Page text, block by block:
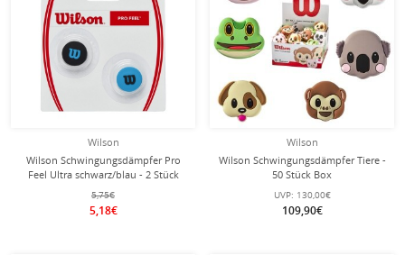
Wilson
Wilson Schwingungsdämpfer Pro
Feel Ultra schwarz/blau - 2 Stück
5,75€
5,18€
Wilson
Wilson Schwingungsdämpfer Tiere -
50 Stück Box
UVP: 130,00€
109,90€